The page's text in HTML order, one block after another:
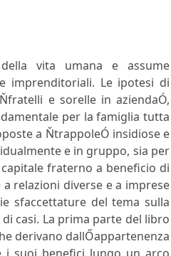
vita umana e assume
imprenditoriali. Le ipotesi di
e sorelle in aziendaÓ,
per la famiglia tutta
a ŇtrappoleÓ insidiose e
e in gruppo, sia per
fraterno a beneficio di
relazioni diverse e a imprese
sfaccettature del tema sulla
casi. La prima parte del libro
derivano dallŐappartenenza